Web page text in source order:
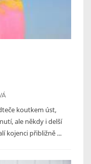
koutkem úst,
ale někdy i delší
kojenci přibližně ...